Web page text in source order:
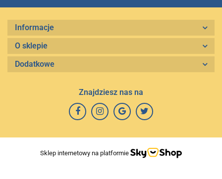
Informacje
O sklepie
Dodatkowe
Znajdziesz nas na
Sklep internetowy na platformie